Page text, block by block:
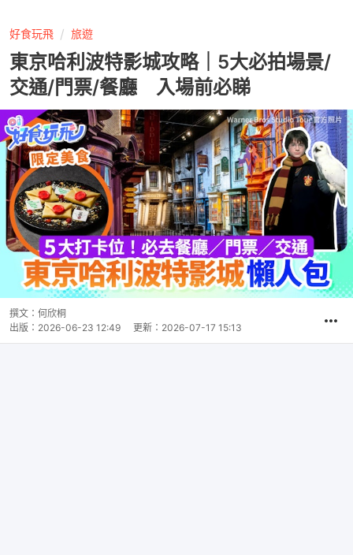
好食玩飛 旅遊
東京哈利波特影城攻略｜5大必拍場景/
交通/門票/餐廳 入場前必睇
撰文： 何欣桐
出版： 2026-06-23 12:49 更新： 2026-07-17 15:13